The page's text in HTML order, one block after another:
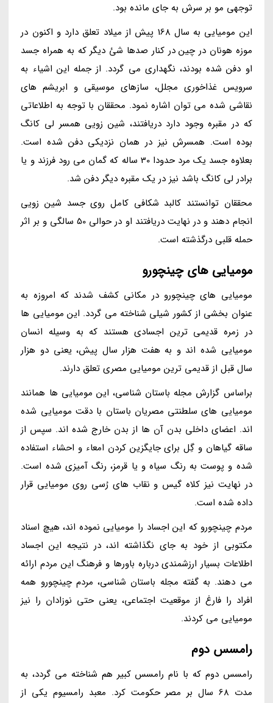
توجهی مو بر سرش به جای مانده بود.
این مومیایی به سال 168 پیش از میلاد تعلق دارد و اکنون در
موزه هونان در چین در کنار صدها شئ دیگر که به همراه جسد
او دفن شده بودند، نگهداری می گردد. از جمله این اشیاء به
سرویس غذاخوری مجلل، سازهای موسیقی و ابریشم های
نقاشی شده می توان اشاره نمود. محققان با توجه به اطلاعاتی
که در مقبره وجود دارد دریافتند، شین زویی همسر لی کانگ
بوده است. همسرش نیز در همان نزدیکی دفن شده است.
بعلاوه جسد یک مرد حدودا 30 ساله که گمان می رود فرزند و یا
برادر لی کانگ باشد نیز در یک مقبره دیگر دفن شد.
محققان توانستند کالبد شکافی کامل روی جسد شین زویی
انجام دهند و در نهایت دریافتند او در حوالی 50 سالگی و بر اثر
حمله قلبی درگذشته است.
مومیایی های چینچورو
مومیایی های چینچورو در مکانی کشف شدند که امروزه به
عنوان بخشی از کشور شیلی شناخته می گردد. این مومیایی ها
در زمره قدیمی ترین اجسادی هستند که به وسیله انسان
مومیایی شده اند و به هفت هزار سال پیش، یعنی دو هزار
سال قبل از قدیمی ترین مومیایی مصری تعلق دارند.
براساس گزارش مجله باستان شناسی، این مومیایی ها همانند
مومیایی های سلطنتی مصریان باستان با دقت مومیایی شده
اند. اعضای داخلی بدن آن ها از بدن خارج شده اند. سپس از
ساقه گیاهان و گِل برای جایگزین کردن امعاء و احشاء استفاده
شده و پوست به رنگ سیاه و یا قرمز، رنگ آمیزی شده است.
در نهایت نیز کلاه گیس و نقاب های رُسی روی مومیایی قرار
داده شده است.
مردم چینچورو که این اجساد را مومیایی نموده اند، هیچ اسناد
مکتوبی از خود به جای نگذاشته اند، در نتیجه این اجساد
اطلاعات بسیار ارزشمندی درباره باورها و فرهنگ این مردم ارائه
می دهند. به گفته مجله باستان شناسی، مردم چینچورو همه
افراد را فارغ از موقعیت اجتماعی، یعنی حتی نوزادان را نیز
مومیایی می کردند.
رامسس دوم
رامسس دوم که با نام رامسس کبیر هم شناخته می گردد، به
مدت 68 سال بر مصر حکومت کرد. معبد رامسیوم یکی از